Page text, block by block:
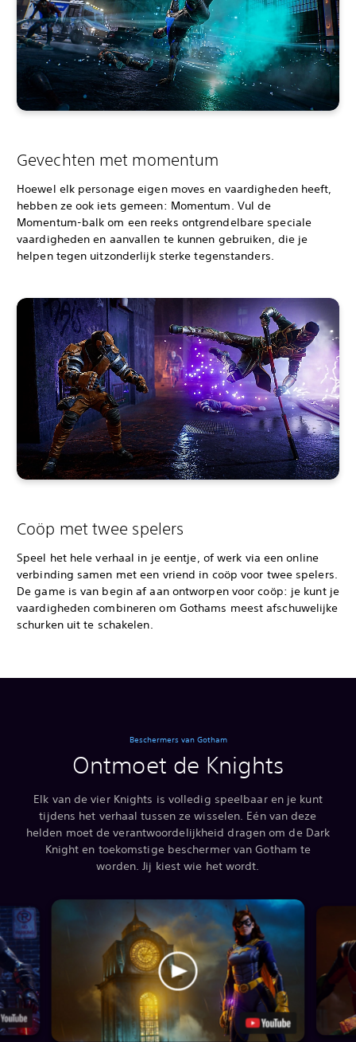
Gevechten met momentum
Hoewel elk personage eigen moves en vaardigheden heeft,
hebben ze ook iets gemeen: Momentum. Vul de
Momentum-balk om een reeks ontgrendelbare speciale
vaardigheden en aanvallen te kunnen gebruiken, die je
helpen tegen uitzonderlijk sterke tegenstanders.
Coöp met twee spelers
Speel het hele verhaal in je eentje, of werk via een online
verbinding samen met een vriend in coöp voor twee spelers.
De game is van begin af aan ontworpen voor coöp: je kunt je
vaardigheden combineren om Gothams meest afschuwelijke
schurken uit te schakelen.
Beschermers van Gotham
Ontmoet de Knights
Elk van de vier Knights is volledig speelbaar en je kunt
tijdens het verhaal tussen ze wisselen. Eén van deze
helden moet de verantwoordelijkheid dragen om de Dark
Knight en toekomstige beschermer van Gotham te
worden. Jij kiest wie het wordt.